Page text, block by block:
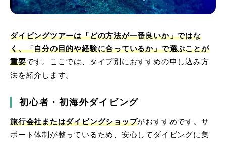
ダイビングツアーは「どの方法が一番良いか」ではな
く、「自分の目的や経験に合っているか」で選ぶことが
重要です。ここでは、タイプ別におすすめの申し込み方
法を紹介します。
初心者・初海外ダイビング
旅行会社またはダイビングショップがおすすめです。サ
ポート体制が整っているため、安心してダイビングに集